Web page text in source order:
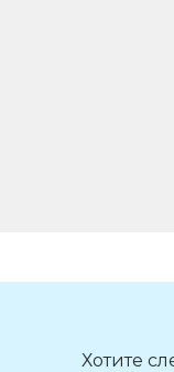
Хотите